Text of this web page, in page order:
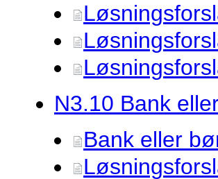
N3.10 Bank
Bank eller